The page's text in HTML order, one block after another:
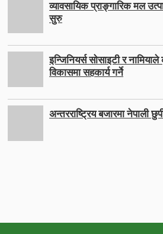
व्यावसायिक प्राङ्गारिक मल
सुरु
इन्जिनियर्स सोसाइटी र
विकासमा सहकार्य गर्ने
अन्तरराष्ट्रिय बजारमा नेपाली